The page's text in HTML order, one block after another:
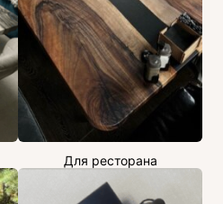
Для ресторана